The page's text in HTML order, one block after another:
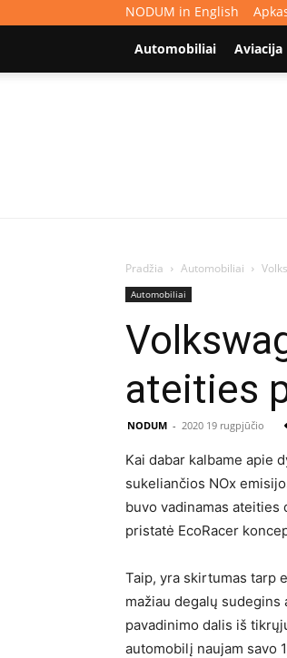
NODUM in English
Automobiliai Aviacija
Pradžia Automobiliai
Automobiliai
ateities
NODUM - 2020 19 rugpjūčio
Kai dabar kalbame apie
sukeliančios NOx
buvo vadinamas ateities
pristatė EcoRacer
Taip, yra skirtumas tarp
mažiau degalų
pavadinimo dalis iš
automobilį naujam savo